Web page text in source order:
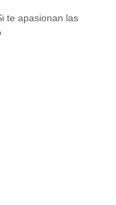
te apasionan las